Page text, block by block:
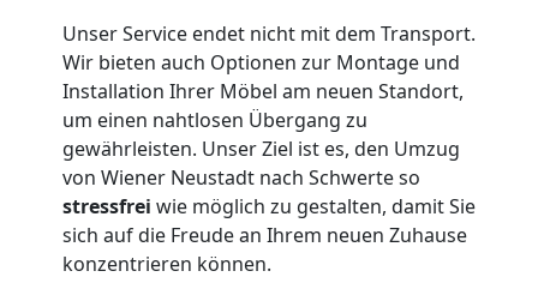
Unser Service endet nicht mit dem Transport.
Wir bieten auch Optionen zur Montage und
Installation Ihrer Möbel am neuen Standort,
um einen nahtlosen Übergang zu
gewährleisten. Unser Ziel ist es, den Umzug
von Wiener Neustadt nach Schwerte so
stressfrei wie möglich zu gestalten, damit Sie
sich auf die Freude an Ihrem neuen Zuhause
konzentrieren können.
Möbellift
Wiener
Neustadt
Übersiedlung